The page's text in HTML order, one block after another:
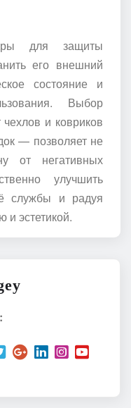
для защиты
его внешний
состояние и
Выбор
и ковриков
— позволяет не
от негативных
улучшить
службы и радуя
и эстетикой.